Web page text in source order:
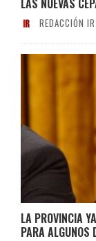
LAS NUEVAS
REDACCIÓN IR
LA PROVINCIA
PARA ALGUNOS